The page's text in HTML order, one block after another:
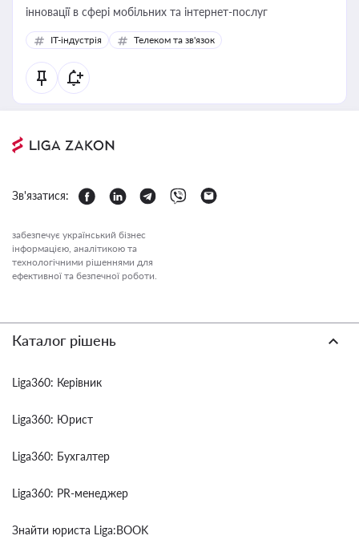
інновації в сфері мобільних та інтернет-послуг
IT-індустрія Телеком та зв'язок
Зв'язатися:
забезпечує український бізнес
інформацією, аналітикою та
технологічними рішеннями для
ефективної та безпечної роботи.
Каталог рішень
Liga360: Керівник
Liga360: Юрист
Liga360: Бухгалтер
Liga360: PR-менеджер
Знайти юриста Liga:BOOK